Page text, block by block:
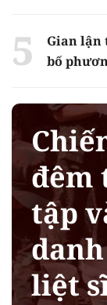
Gian lận
bố
đêm
tập
liệt